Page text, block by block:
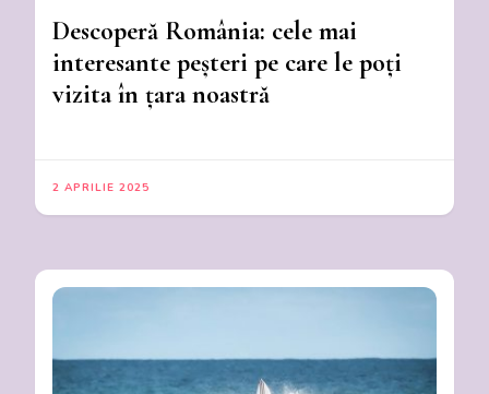
Descoperă România: cele mai
interesante peșteri pe care le poți
vizita în țara noastră
2 APRILIE 2025